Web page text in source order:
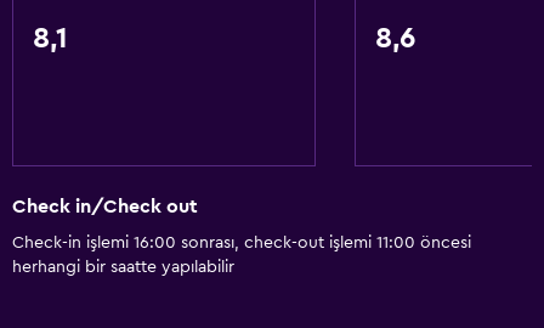
8,1 8,6
Check in/Check out
Check-in işlemi 16:00 sonrası, check-out işlemi 11:00 öncesi
herhangi bir saatte yapılabilir